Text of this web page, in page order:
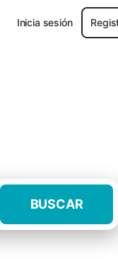
Inicia sesión
BUSCAR